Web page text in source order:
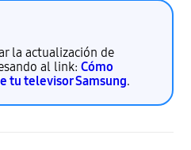
la actualización de
al link:Cómo
tu televisor Samsung.